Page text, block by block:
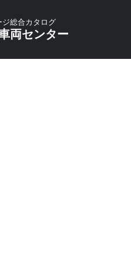
総合カタログ
両センター